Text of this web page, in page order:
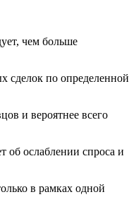
чем больше
сделок по определенной
и вероятнее всего
об ослаблении спроса и
в рамках одной